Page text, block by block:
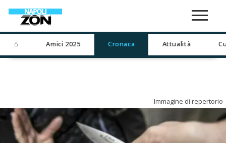
⌂ Amici 2025 Cronaca Attualità
Immagine di repertorio